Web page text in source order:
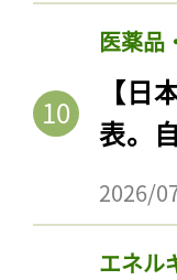
医薬品
【
表。
2026/
エネル